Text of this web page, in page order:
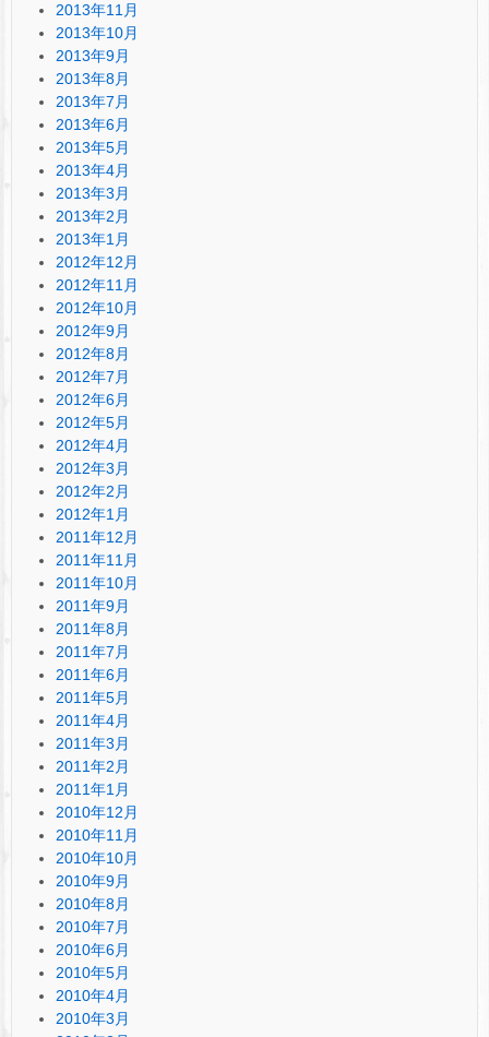
2013年11月
2013年10月
2013年9月
2013年8月
2013年7月
2013年6月
2013年5月
2013年4月
2013年3月
2013年2月
2013年1月
2012年12月
2012年11月
2012年10月
2012年9月
2012年8月
2012年7月
2012年6月
2012年5月
2012年4月
2012年3月
2012年2月
2012年1月
2011年12月
2011年11月
2011年10月
2011年9月
2011年8月
2011年7月
2011年6月
2011年5月
2011年4月
2011年3月
2011年2月
2011年1月
2010年12月
2010年11月
2010年10月
2010年9月
2010年8月
2010年7月
2010年6月
2010年5月
2010年4月
2010年3月